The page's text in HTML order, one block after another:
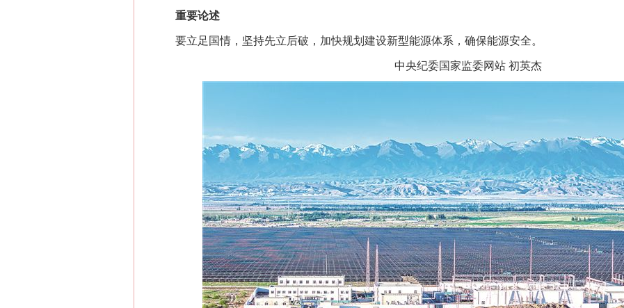
重要论述
要立足国情，坚持先立后破，加快规划建设新型能源体系，确保能源安全。
中央纪委国家监委网站 初英杰